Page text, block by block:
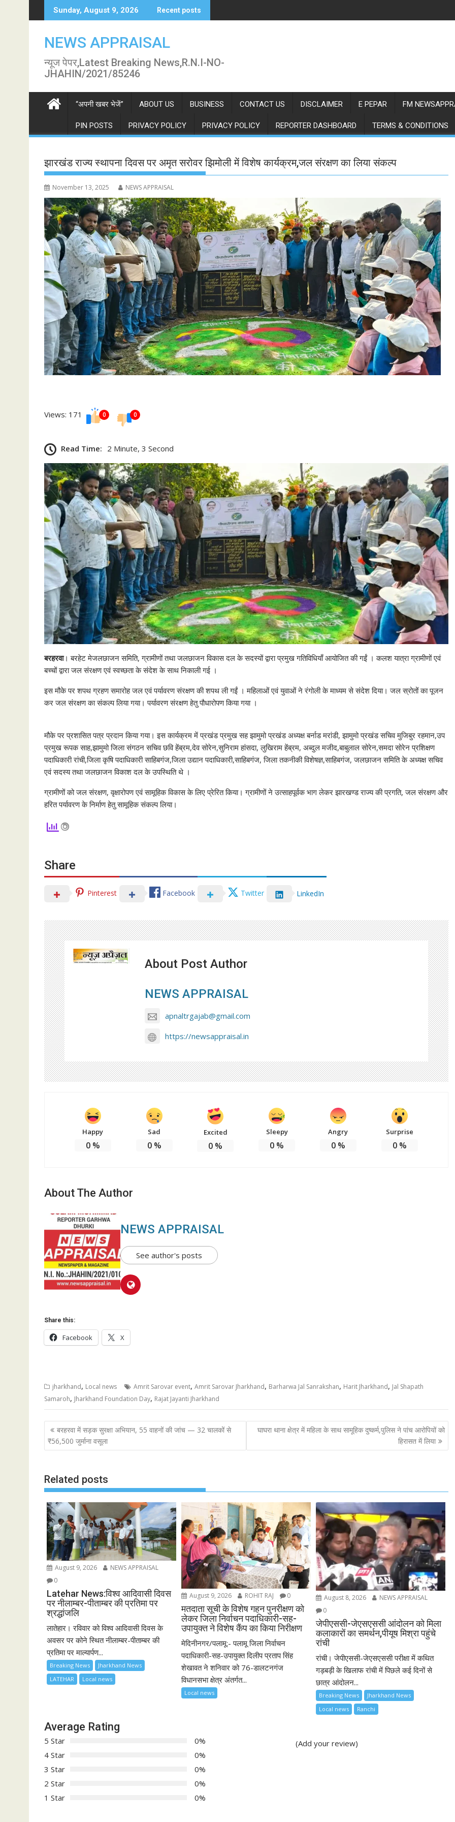
to
Sunday, August 9, 2026 Recent posts
NEWS APPRAISAL
न्यूज पेपर,Latest Breaking News,R.N.I-NO-
JHAHIN/2021/85246
“अपनी खबर भेजें” ABOUT US BUSINESS CONTACT US DISCLAIMER E PEPAR FM
PIN POSTS PRIVACY POLICY PRIVACY POLICY REPORTER DASHBOARD TERMS & CONDITIONS
झारखंड राज्य स्थापना दिवस पर अमृत सरोवर झिमोली में विशेष कार्यक्रम,जल संरक्षण का लिया संकल्प
November 13, 2025 NEWS APPRAISAL
Views: 171 0 0
Read Time: 2 Minute, 3 Second
बरहरवा। बरहेट मेजलछाजन समिति, ग्रामीणों तथा जलछाजन विकास दल के सदस्यों द्वारा प्रमुख गतिविधियाँ आयोजित की गईं । कलश यात्रा ग्रामीणों एवं
बच्चों द्वारा जल संरक्षण एवं स्वच्छता के संदेश के साथ निकाली गई ।
इस मौके पर शपथ ग्रहण समारोह जल एवं पर्यावरण संरक्षण की शपथ ली गईं । महिलाओं एवं युवाओं ने रंगोली के माध्यम से संदेश दिया। जल स्रोतों का पूजन
कर जल संरक्षण का संकल्प लिया गया। पर्यावरण संरक्षण हेतु पौधारोपण किया गया ।
मौके पर प्रशासित पत्र प्रदान किया गया। इस कार्यक्रम में प्रखंड प्रमुख सह झामुमो प्रखंड अध्यक्ष बर्नाड मरांडी, झामुमो प्रखंड सचिव मुजिबुर रहमान,उप
प्रमुख रूपक साह,झामुमो जिला संगठन सचिव छवि हेंब्रम,देव सोरेन,सुनिराम हांसदा, लुखिराम हेंब्रम, अब्दुल मजीद,बाबुलाल सोरेन,समदा सोरेन प्रशिक्षण
पदाधिकारी रांची,जिला कृषि पदाधिकारी साहिबगंज,जिला उद्यान पदाधिकारी,साहिबगंज, जिला तकनीकी विशेषज्ञ,साहिबगंज, जलछाजन समिति के अध्यक्ष सचिव
एवं सदस्य तथा जलछाजन विकाश दल के उपस्थिति थे ।
ग्रामीणों को जल संरक्षण, वृक्षारोपण एवं सामूहिक विकास के लिए प्रेरित किया। ग्रामीणों ने उत्साहपूर्वक भाग लेकर झारखण्ड राज्य की प्रगति, जल संरक्षण और
हरित पर्यावरण के निर्माण हेतु सामूहिक संकल्प लिया।
Share
Pinterest Facebook Twitter LinkedIn
About Post Author
NEWS APPRAISAL
apnaltrgajab@gmail.com
https://newsappraisal.in
Happy
0%
Sad
0%
Excited
0 %
Sleepy
0 %
Angry
0%
Surprise
0%
About The Author
NEWS APPRAISAL
See author's posts
Share this:
Facebook X
jharkhand, Local news Amrit Sarovar event, Amrit Sarovar Jharkhand, Barharwa Jal Sanrakshan, Harit Jharkhand, Jal Shapath
Samaroh, Jharkhand Foundation Day, Rajat Jayanti Jharkhand
Post
navigation
बरहरवा में सड़क सुरक्षा अभियान, 55 वाहनों की जांच — 32 चालकों से
₹56,500 जुर्माना वसूला
घाघरा थाना क्षेत्र में महिला के साथ सामूहिक दुष्कर्म,पुलिस ने पांच आरोपियों को
हिरासत में लिया
Related posts
August 9, 2026
NEWS APPRAISAL
0
Latehar News:विश्व आदिवासी दिवस
पर नीलाम्बर-पीताम्बर की प्रतिमा पर
श्रद्धांजलि
लातेहार। रविवार को विश्व आदिवासी दिवस के
अवसर पर कोने स्थित नीलाम्बर-पीताम्बर की
प्रतिमा पर माल्यार्पण...
Breaking News
Jharkhand News
LATEHAR
Local news
August 9, 2026 ROHIT RAJ 0
मतदाता सूची के विशेष गहन पुनरीक्षण को
लेकर जिला निर्वाचन पदाधिकारी-सह-
उपायुक्त ने विशेष कैंप का किया निरीक्षण
मेदिनीनगर/पलामू:- पलामू जिला निर्वाचन
पदाधिकारी-सह-उपायुक्त दिलीप प्रताप सिंह
शेखावत ने शनिवार को 76-डालटनगंज
विधानसभा क्षेत्र अंतर्गत...
Local news
August 8, 2026
NEWS APPRAISAL
0
जेपीएससी-जेएसएससी आंदोलन को मिला
कलाकारों का समर्थन,पीयूष मिश्रा पहुंचे
रांची
रांची। जेपीएससी-जेएसएससी परीक्षा में कथित
गड़बड़ी के खिलाफ रांची में पिछले कई दिनों से
छात्र आंदोलन...
Breaking News
Jharkhand News
Local news
Ranchi
Average Rating
5 Star
0%
4 Star
0%
3 Star
0%
2 Star
0%
1 Star
0%
(Add your review)